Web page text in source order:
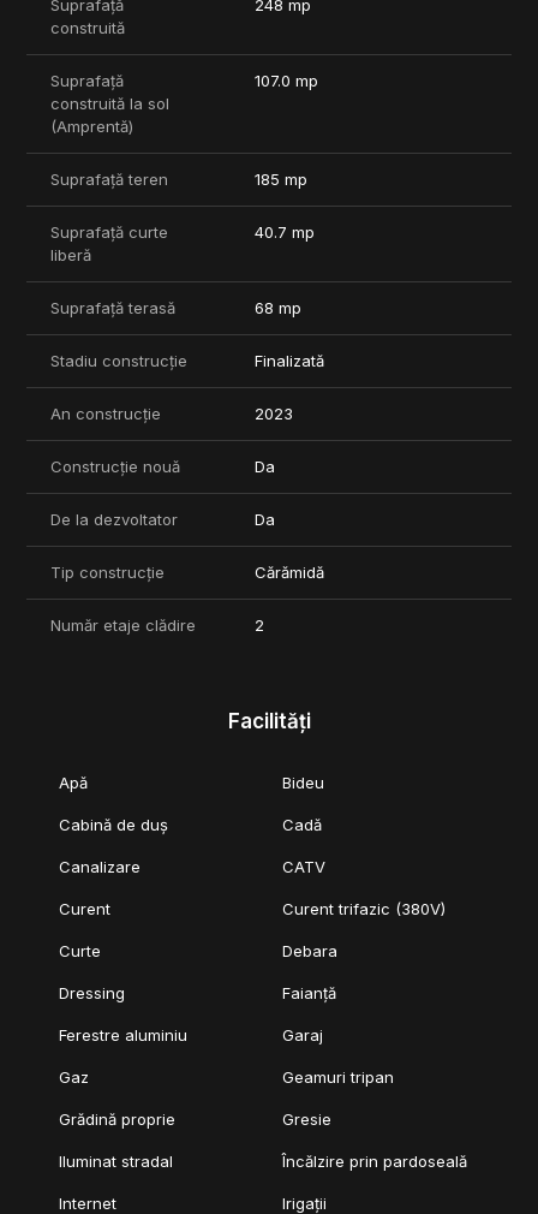
Vila se vinde complet finisata.
Pentru mai multe informatii nu ezitati sa ne contactati.
***COMISION 0%.
Suprafață
construită
248 mp
Suprafață
construită la sol
(Amprentă)
107.0 mp
Suprafață teren 185 mp
Suprafață curte
liberă
40.7 mp
Suprafață terasă 68 mp
Stadiu construcție Finalizată
An construcție 2023
Construcție nouă Da
De la dezvoltator Da
Tip construcție Cărămidă
Număr etaje clădire 2
Facilități
Apă Bideu
Cabină de duș Cadă
Canalizare CATV
Curent Curent trifazic (380V)
Curte Debara
Dressing Faianță
Ferestre aluminiu Garaj
Gaz Geamuri tripan
Grădină proprie Gresie
Iluminat stradal Încălzire prin pardoseală
Internet Irigații